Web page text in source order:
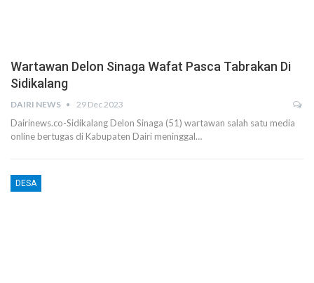
Wartawan Delon Sinaga Wafat Pasca Tabrakan Di
Sidikalang
DAIRI NEWS 29 Dec 2023
Dairinews.co-Sidikalang Delon Sinaga (51) wartawan salah satu media
online bertugas di Kabupaten Dairi meninggal…
DESA